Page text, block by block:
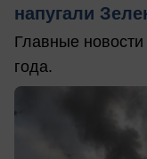
напугали
Главные
года.